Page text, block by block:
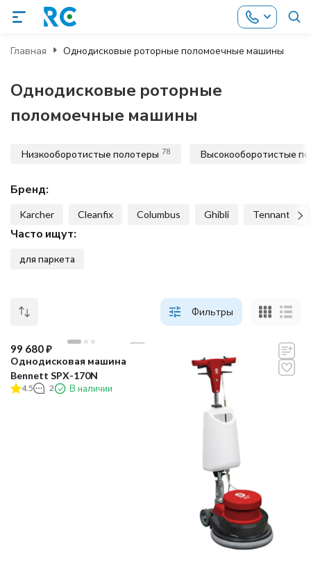
Главная Однодисковые роторные поломоечные машины
Однодисковые роторные
поломоечные машины
Низкооборотистые полотеры 78 Высокооборотистые
Бренд:
Karcher Cleanfix Columbus Ghibli Tennant
Часто ищут:
для паркета
Фильтры
99 680₽
Однодисковая машина
Bennett SPX-170N
4.5 2 В наличии